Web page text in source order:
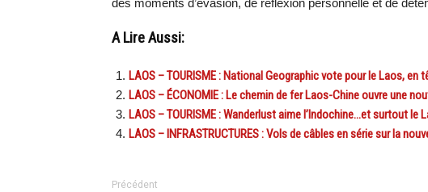
des moments d’évasion, de réflexion personnelle et de
A Lire Aussi:
LAOS – TOURISME : National Geographic vote pour le Laos, en
LAOS – ÉCONOMIE : Le chemin de fer Laos-Chine ouvre une
LAOS – TOURISME : Wanderlust aime l’Indochine…et surtout le
LAOS – INFRASTRUCTURES : Vols de câbles en série sur la
Précédent